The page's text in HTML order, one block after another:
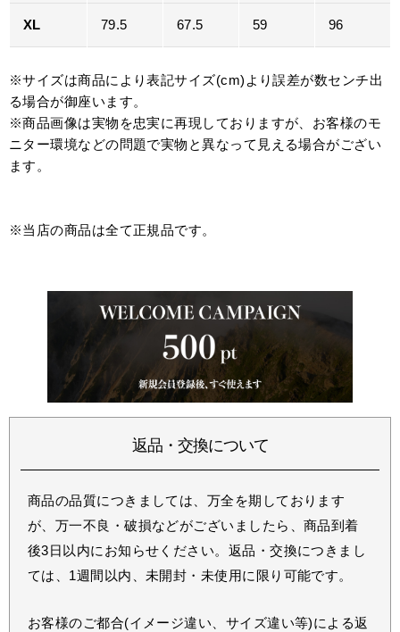
XL 79.5 67.5 59 96
※サイズは商品により表記サイズ(cm)より誤差が数センチ出
る場合が御座います。
※商品画像は実物を忠実に再現しておりますが、お客様のモ
ニター環境などの問題で実物と異なって見える場合がござい
ます。
※当店の商品は全て正規品です。
返品・交換について
商品の品質につきましては、万全を期しております
が、万一不良・破損などがございましたら、商品到着
後3日以内にお知らせください。返品・交換につきまし
ては、1週間以内、未開封・未使用に限り可能です。
お客様のご都合(イメージ違い、サイズ違い等)による返